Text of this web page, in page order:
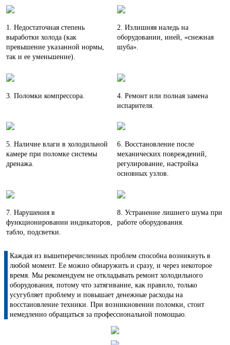
1. Недостаточная степень
выработки холода (как
превышение указанной нормы,
так и ее уменьшение).
2. Излишняя наледь на
оборудовании, иней, «снежная
шуба».
3. Поломки компрессора.
4. Ремонт или полная замена
испарителя.
5. Наличие влаги в холодильной
камере при поломке системы
дренажа.
6. Восстановление после
механических повреждений,
регулирование, настройка
основных узлов.
7. Нарушения в
функционировании индикаторов,
табло, подсветки.
8. Устранение лишнего шума при
работе оборудования.
Каждая из вышеперечисленных проблем способна возникнуть в
любой момент. Ее можно обнаружить и сразу, и через некоторое
время. Мы рекомендуем не откладывать ремонт холодильного
оборудования, потому что затягивание, как правило, только
усугубляет проблему и повышает денежные расходы на
восстановление техники. При возникновении поломки, стоит
немедленно обращаться за профессиональной помощью.